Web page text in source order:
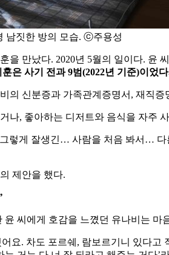
남짓한 방의 모습. ⓒ주용성
만났다. 2020년 5월의 일이다.
은 사기 전과 9범(2022년 기준)이었
의 신분증과 가족관계증명서, 재직
나, 좋아하는 디저트와 음식을 자주
렇게 잘생긴… 사람을 처음 봐서…
제안을 했다.
씨에게 호감을 느꼈던 유나비는 마
요. 차도 포르쉐, 람보르기니 있다